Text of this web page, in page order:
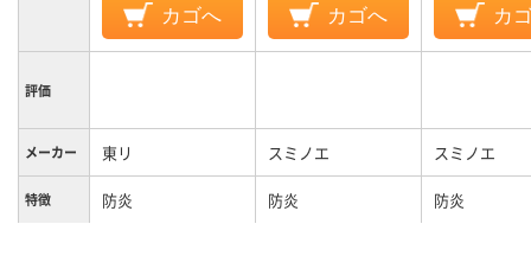
カゴへ カゴへ カ
評価
メーカー 東リ スミノエ スミノエ
特徴 防炎 防炎 防炎